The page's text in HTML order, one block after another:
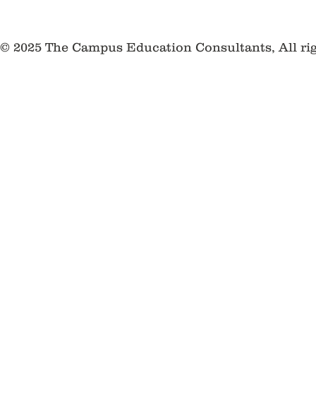
© 2025 The Campus Education Consultants, All